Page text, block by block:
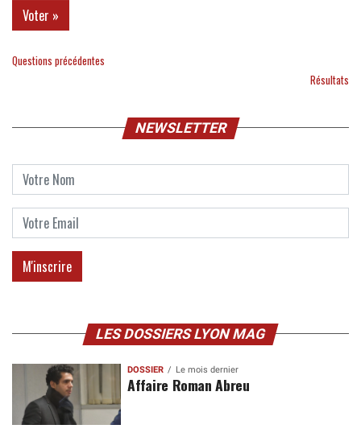
Questions précédentes
Résultats
NEWSLETTER
LES DOSSIERS LYON MAG
DOSSIER Le mois dernier
Affaire Roman Abreu